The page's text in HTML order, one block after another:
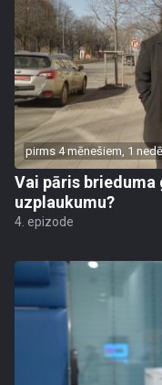
pirms 4 mēnešiem, 1
Vai pāris
uzplaukumu?
4. epizode